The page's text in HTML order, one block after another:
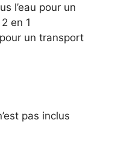
l’eau pour un
en 1
un transport
pas inclus